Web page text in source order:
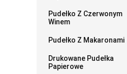
Pudełko Z Czerwonym
Winem
Pudełko Z Makaronami
Drukowane Pudełka
Papierowe